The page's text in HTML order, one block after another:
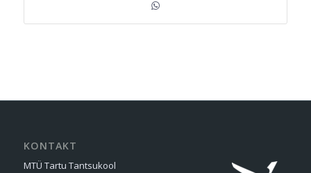
KONTAKT
MTÜ Tartu Tantsukool